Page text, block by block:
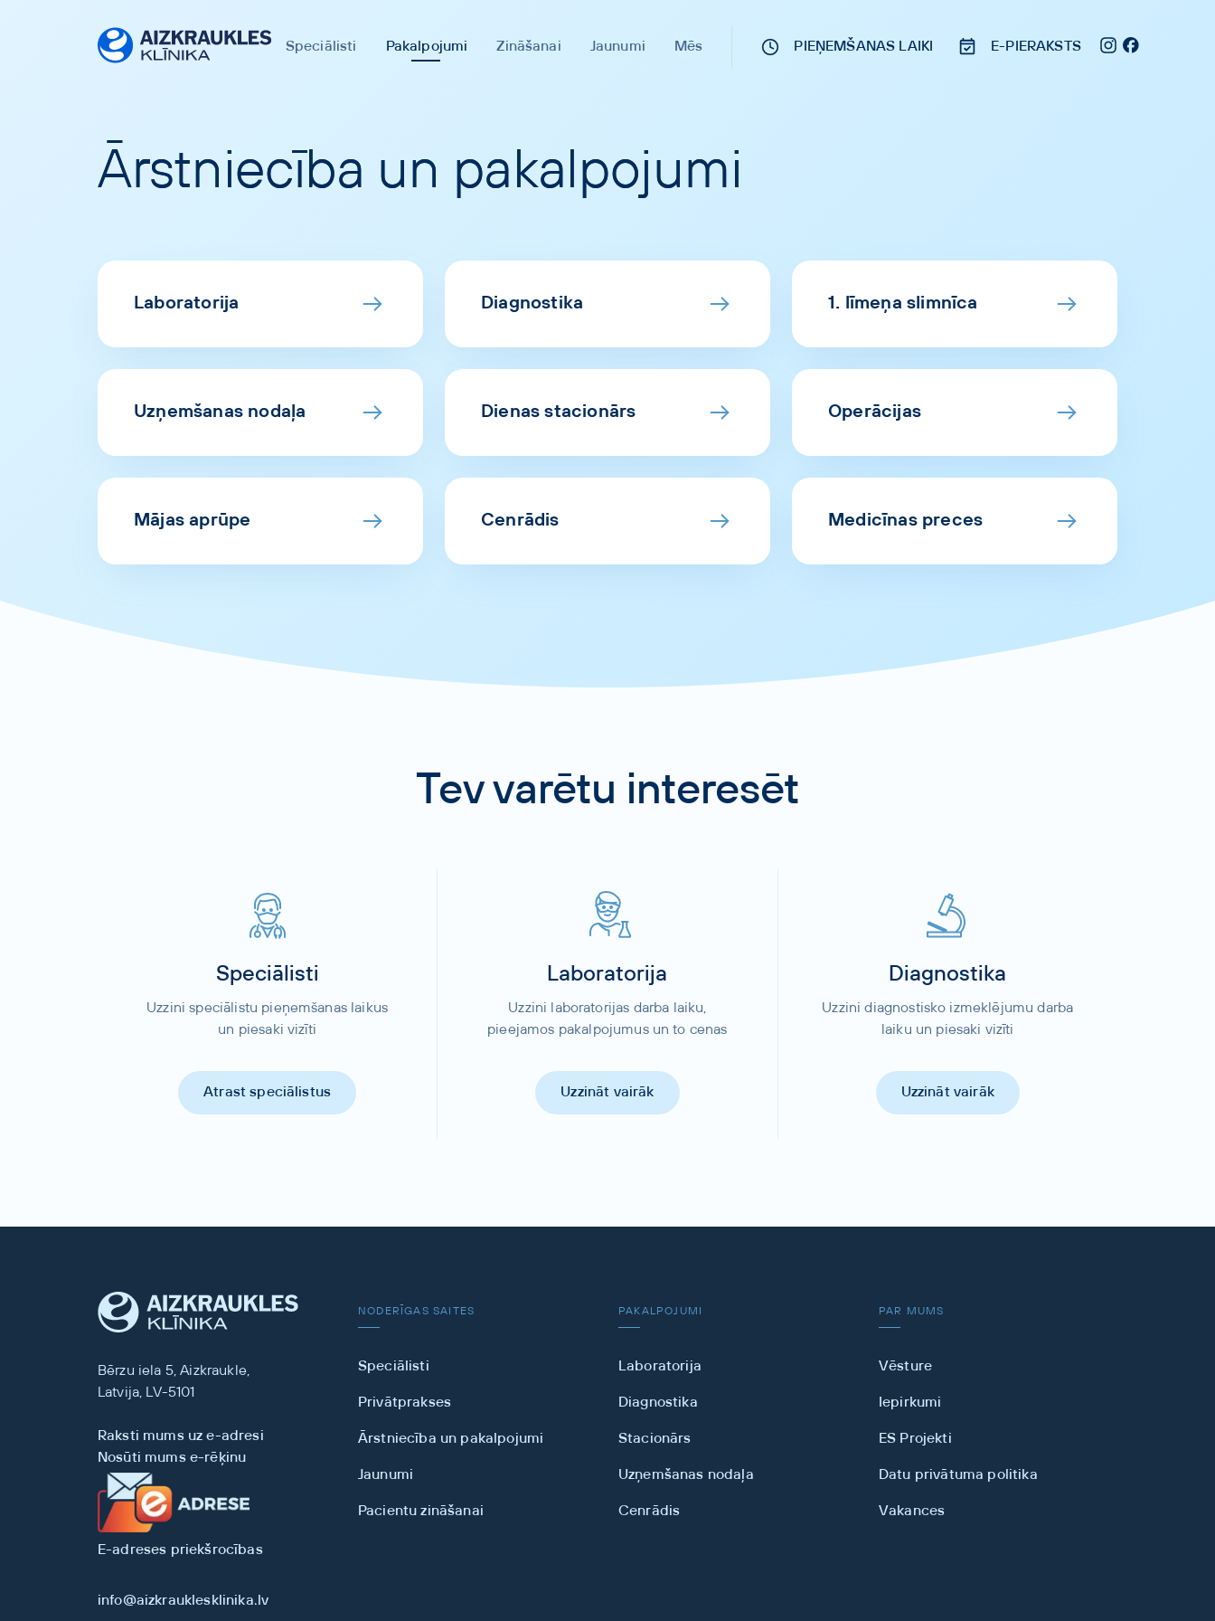
Speciālisti Pakalpojumi Zināšanai Jaunumi Mēs PIEŅEMŠANAS LAIKI E-PIERAKSTS
Ārstniecība un pakalpojumi
Laboratorija Diagnostika 1. līmeņa slimnīca
Uzņemšanas nodaļa Dienas stacionārs Operācijas
Mājas aprūpe Cenrādis Medicīnas preces
Tev varētu interesēt
Speciālisti
Uzzini speciālistu pieņemšanas laikus
un piesaki vizīti
Atrast speciālistus
Laboratorija
Uzzini laboratorijas darba laiku,
pieejamos pakalpojumus un to cenas
Uzzināt vairāk
Diagnostika
Uzzini diagnostisko izmeklējumu darba
laiku un piesaki vizīti
Uzzināt vairāk
Bērzu iela 5, Aizkraukle,
Latvija, LV-5101
Raksti mums uz e-adresi
Nosūti mums e-rēķinu
E-adreses priekšrocības
info@aizkrauklesklinika.lv
NODERĪGAS SAITES
Speciālisti
Privātprakses
Ārstniecība un pakalpojumi
Jaunumi
Pacientu zināšanai
PAKALPOJUMI
Laboratorija
Diagnostika
Stacionārs
Uzņemšanas nodaļa
Cenrādis
PAR MUMS
Vēsture
Iepirkumi
ES Projekti
Datu privātuma politika
Vakances